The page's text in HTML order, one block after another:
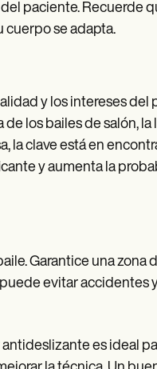
paciente. Recuerde
cuerpo se adapta.
y los intereses
los bailes de salón,
la clave está en
y aumenta la
Garantice una zona
evitar accidentes
es ideal